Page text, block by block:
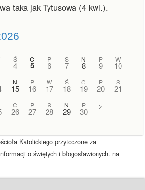
taka jak Tytusowa (4 kwi.).
Ś
4
C
5
P
6
S
7
N
8
P
9
W
10
N
15
P
16
W
17
Ś
18
C
19
P
20
S
21
C
26
P
27
S
28
N
29
P
30
>
Katolickiego przytoczone za
o świętych i błogosławionych. na